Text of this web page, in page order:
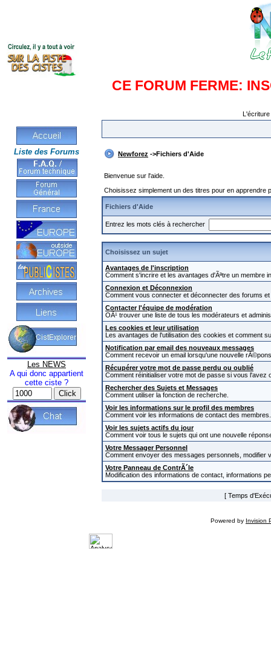
CE FORUM FERME:
Liste des Forums
Les NEWS
A qui donc appartient
cette ciste ?
Newforez ->Fichiers d'Aide
Bienvenue sur l'aide.
Choisissez simplement un des titres pour en
Fichiers d'Aide
Entrez les mots clés à rechercher
Choisissez un sujet
Avantages de l'inscription
Comment s'incrire et les avantages d'Ãªtre un membre
Connexion et Déconnexion
Comment vous connecter et déconnecter des forums
Contacter l'équipe de modération
OÃ¹ trouver une liste de tous les modérateurs et
Les cookies et leur utilisation
Les avantages de l'utilisation des cookies et comment
Notification par email des nouveaux messages
Comment recevoir un email lorsqu'une nouvelle
Récupérer votre mot de passe perdu ou oublié
Comment réinitialiser votre mot de passe si vous l'avez
Rechercher des Sujets et Messages
Comment utiliser la fonction de recherche.
Voir les informations sur le profil des membres
Comment voir les informations de contact des membres.
Voir les sujets actifs du jour
Comment voir tous le sujets qui ont une nouvelle
Votre Messager Personnel
Comment envoyer des messages personnels,
Votre Panneau de ContrÃ´le
Modification des informations de contact, informations
[ Temps
Powered by Invision